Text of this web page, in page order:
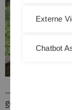
… du schon
geprägten
Externe
Chatbot